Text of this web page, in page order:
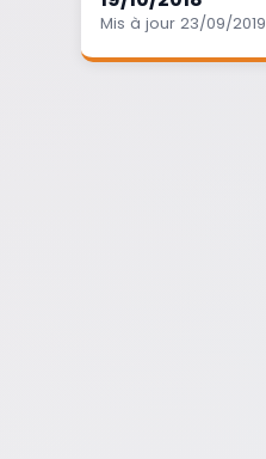
Mis à jour 23/09/2019